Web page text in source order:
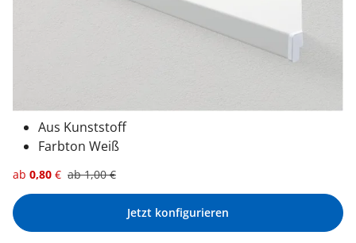
Aus Kunststoff
Farbton Weiß
ab 0,80 € ab1,00€
Jetzt konfigurieren